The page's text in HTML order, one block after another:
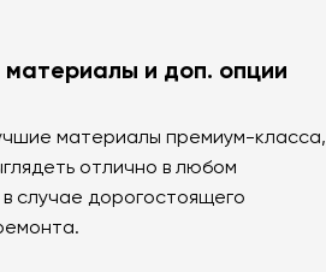
и доп. опции
материалы премиум-класса,
отлично в любом
случае дорогостоящего